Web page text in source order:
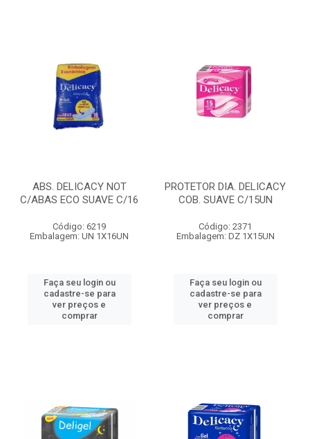
ABS. DELICACY NOT
C/ABAS ECO SUAVE C/16
Código: 6219
Embalagem: UN 1X16UN
Faça seu login ou
cadastre-se para
ver preços e
comprar
PROTETOR DIA. DELICACY
COB. SUAVE C/15UN
Código: 2371
Embalagem: DZ 1X15UN
Faça seu login ou
cadastre-se para
ver preços e
comprar